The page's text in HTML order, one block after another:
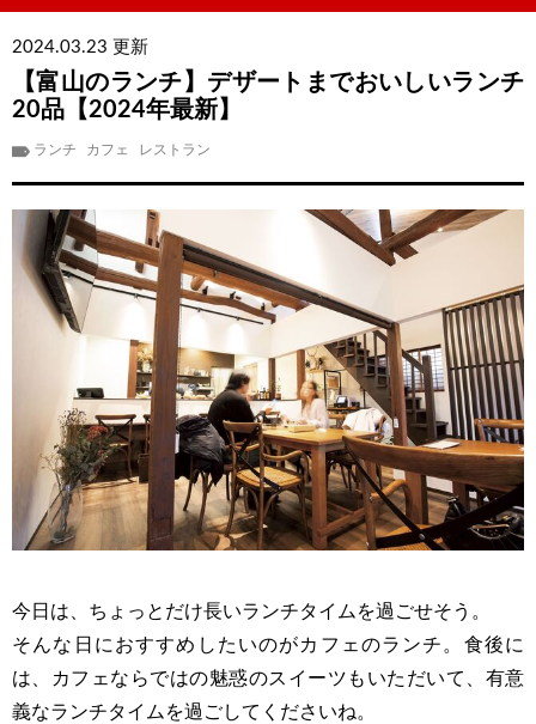
2024.03.23 更新
【富山のランチ】デザートまでおいしいランチ
20品【2024年最新】
ランチ カフェ レストラン
今日は、ちょっとだけ長いランチタイムを過ごせそう。
そんな日におすすめしたいのがカフェのランチ。食後に
は、カフェならではの魅惑のスイーツもいただいて、有意
義なランチタイムを過ごしてくださいね。